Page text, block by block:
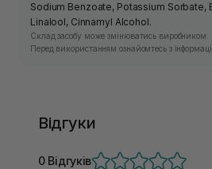
Sodium Benzoate, Potassium Sorbate,
Linalool, Cinnamyl Alcohol.
Склад засобу може змінюватись виробником.
Перед використанням ознайомтесь з
Відгуки
0 Відгуків